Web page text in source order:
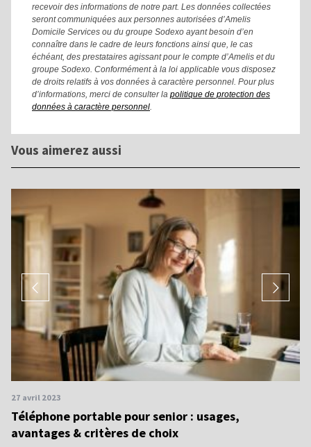
recevoir des informations de notre part. Les données collectées
seront communiquées aux personnes autorisées d’Amelis
Domicile Services ou du groupe Sodexo ayant besoin d’en
connaître dans le cadre de leurs fonctions ainsi que, le cas
échéant, des prestataires agissant pour le compte d’Amelis et du
groupe Sodexo. Conformément à la loi applicable vous disposez
de droits relatifs à vos données à caractère personnel. Pour plus
d’informations, merci de consulter la politique de protection des
données à caractère personnel
Vous aimerez aussi
27 avril 2023
Téléphone portable pour senior : usages,
avantages & critères de choix